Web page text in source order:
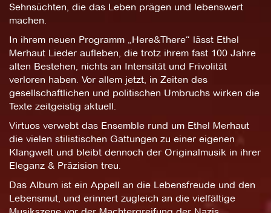
Sehnsüchten, die das Leben prägen und lebenswert
machen.
In ihrem neuen Programm „Here&There“ lässt Ethel
Merhaut Lieder aufleben, die trotz ihrem fast 100 Jahre
alten Bestehen, nichts an Intensität und Frivolität
verloren haben. Vor allem jetzt, in Zeiten des
gesellschaftlichen und politischen Umbruchs wirken die
Texte zeitgeistig aktuell.
Virtuos verwebt das Ensemble rund um Ethel Merhaut
die vielen stilistischen Gattungen zu einer eigenen
Klangwelt und bleibt dennoch der Originalmusik in ihrer
Eleganz & Präzision treu.
Das Album ist ein Appell an die Lebensfreude und den
Lebensmut, und erinnert zugleich an die vielfältige